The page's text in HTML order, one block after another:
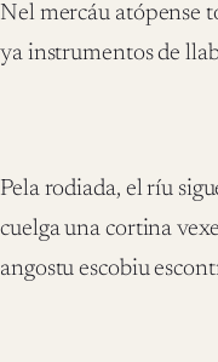
Nel mercáu atópense
ya instrumentos de
Pela rodiada, el ríu
cuelga una cortina
angostu escobiu